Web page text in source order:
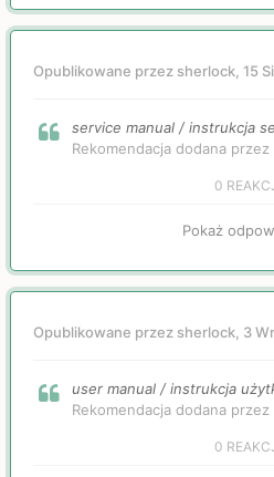
Opublikowane przez sherlock, 15
service manual / instrukcja
Rekomendacja dodana
0
Pokaż
Opublikowane przez sherlock, 3
user manual / instrukcja
Rekomendacja dodana
0